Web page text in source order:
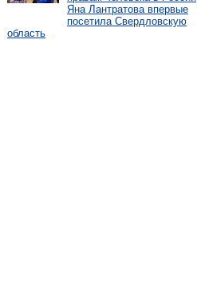
Яна Лантратова впервые
посетила Свердловскую
область